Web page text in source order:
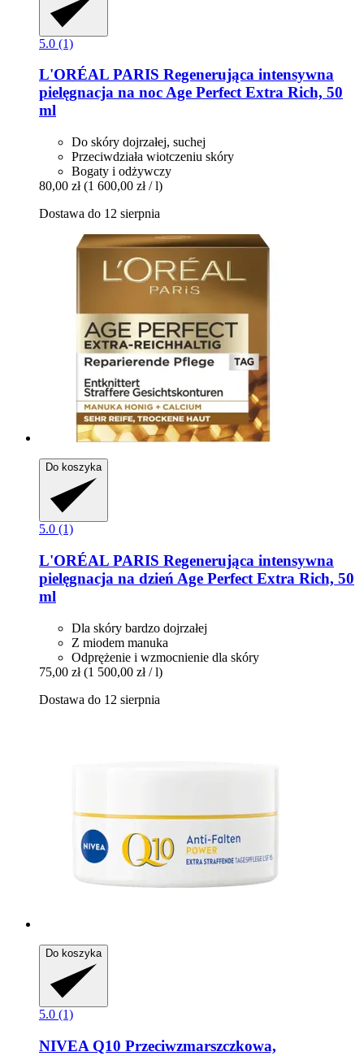
5.0 (1)
L'ORÉAL PARIS Regenerująca intensywna
pielęgnacja na noc Age Perfect Extra Rich, 50
ml
Do skóry dojrzałej, suchej
Przeciwdziała wiotczeniu skóry
Bogaty i odżywczy
80,00 zł (1 600,00 zł / l)
Dostawa do 12 sierpnia
Do koszyka
5.0 (1)
L'ORÉAL PARIS Regenerująca intensywna
pielęgnacja na dzień Age Perfect Extra Rich, 50
ml
Dla skóry bardzo dojrzałej
Z miodem manuka
Odprężenie i wzmocnienie dla skóry
75,00 zł (1 500,00 zł / l)
Dostawa do 12 sierpnia
Do koszyka
5.0 (1)
NIVEA Q10 Przeciwzmarszczkowa,